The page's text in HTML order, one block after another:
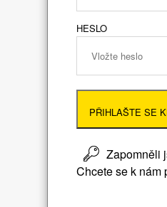
HESLO
Zapomněli
Chcete se k nám